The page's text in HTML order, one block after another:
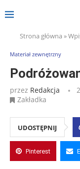
Strona główna »
Materiał zewnętrzny
przez Redakcja
Zakładka
UDOSTĘPNIJ
Pinterest